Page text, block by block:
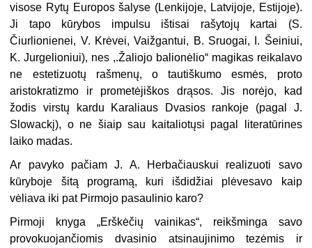
visose Rytų Europos šalyse (Lenkijoje, Latvijoje, Estijoje).
Ji tapo kūrybos impulsu ištisai rašytojų kartai (S.
Čiurlionienei, V. Krėvei, Vaižgantui, B. Sruogai, I. Šeiniui,
K. Jurgelioniui), nes ,.Žaliojo balionėlio“ magikas reikalavo
ne estetizuotų rašmenų, o tautiškumo esmės, proto
aristokratizmo ir prometėjiškos drąsos. Jis norėjo, kad
žodis virstų kardu Karaliaus Dvasios rankoje (pagal J.
Slowackį), o ne šiaip sau kaitaliotųsi pagal literatūrines
laiko madas.
Ar pavyko pačiam J. A. Herbačiauskui realizuoti savo
kūryboje šitą programą, kuri išdidžiai plėvesavo kaip
vėliava iki pat Pirmojo pasaulinio karo?
Pirmoji knyga „Erškėčių vainikas“, reikšminga savo
provokuojančiomis dvasinio atsinaujinimo tezėmis ir